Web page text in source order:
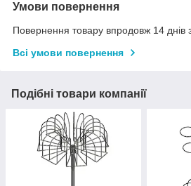
Умови повернення
Повернення товару впродовж 14 днів
Всі умови повернення
Подібні товари компанії